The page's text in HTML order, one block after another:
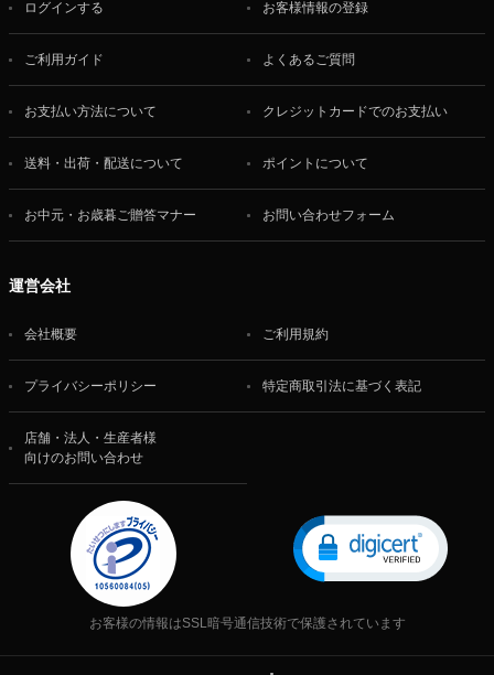
ログインする お客様情報の登録
ご利用ガイド よくあるご質問
お支払い方法について クレジットカードでのお支払い
送料・出荷・配送について ポイントについて
お中元・お歳暮ご贈答マナー お問い合わせフォーム
運営会社
会社概要 ご利用規約
プライバシーポリシー 特定商取引法に基づく表記
店舗・法人・生産者様
向けのお問い合わせ
お客様の情報はSSL暗号通信技術で保護されています